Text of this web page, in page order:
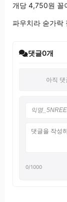
개당 4,750원 꼴
파우치라 숟가락
댓글0개
아직
0/1000